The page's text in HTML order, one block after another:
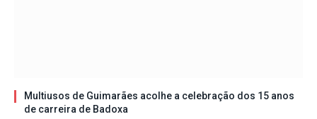
Multiusos de Guimarães acolhe a celebração dos 15 anos
de carreira de Badoxa